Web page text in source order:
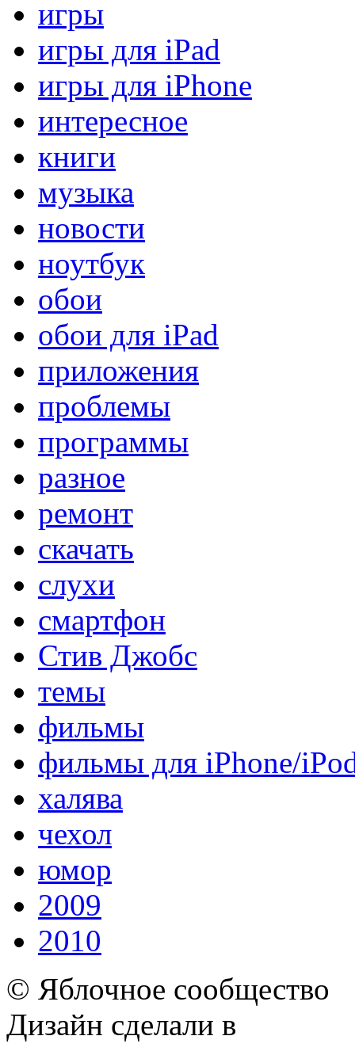
игры
игры для iPad
игры для iPhone
интересное
книги
музыка
новости
ноутбук
обои
обои для iPad
приложения
проблемы
программы
разное
ремонт
скачать
слухи
смартфон
Стив Джобс
темы
фильмы
фильмы для iPhone/
халява
чехол
юмор
2009
2010
© Яблочное сообщество
Дизайн сделали в